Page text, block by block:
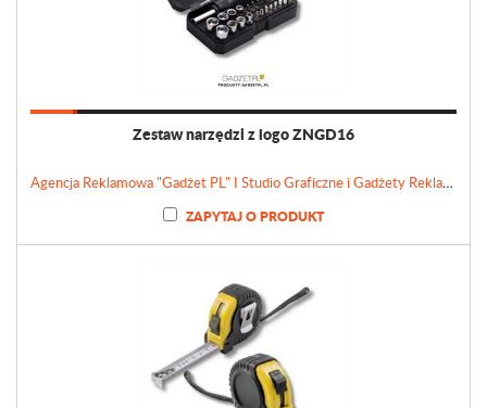
Zestaw narzędzi z logo ZNGD16
Agencja Reklamowa "Gadżet PL" I Studio Graficzne i Gadżety Reklamowe
ZAPYTAJ O PRODUKT